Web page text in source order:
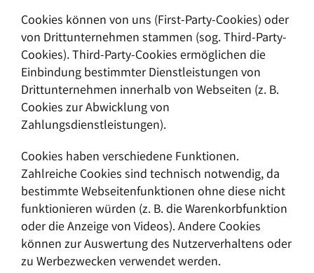
Cookies können von uns (First-Party-Cookies) oder
von Drittunternehmen stammen (sog. Third-Party-
Cookies). Third-Party-Cookies ermöglichen die
Einbindung bestimmter Dienstleistungen von
Drittunternehmen innerhalb von Webseiten (z. B.
Cookies zur Abwicklung von
Zahlungsdienstleistungen).
Cookies haben verschiedene Funktionen.
Zahlreiche Cookies sind technisch notwendig, da
bestimmte Webseitenfunktionen ohne diese nicht
funktionieren würden (z. B. die Warenkorbfunktion
oder die Anzeige von Videos). Andere Cookies
können zur Auswertung des Nutzerverhaltens oder
zu Werbezwecken verwendet werden.